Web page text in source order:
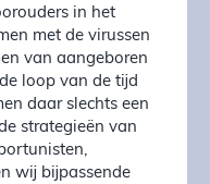
in het
met de virussen
van aangeboren
loop van de tijd
daar slechts een
strategieën van
wij bijpassende